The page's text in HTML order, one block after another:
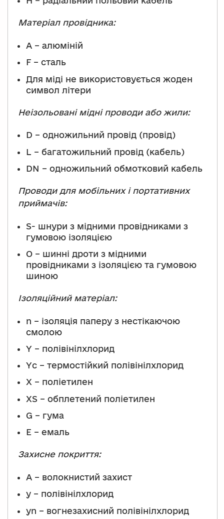
Матеріал провідника:
A – алюміній
F – сталь
Для міді не використовується жоден
символ літери
Неізольовані мідні проводи або жили:
D – одножильний провід (провід)
L – багатожильний провід (кабель)
DN – одножильний обмотковий кабель
Проводи для мобільних і портативних
приймачів:
S- шнури з мідними провідниками з
гумовою ізоляцією
O – шинні дроти з мідними
провідниками з ізоляцією та гумовою
шиною
Ізоляційний матеріал:
n – ізоляція паперу з нестікаючою
смолою
Y – полівінілхлорид
Yc – термостійкий полівінілхлорид
X – поліетилен
XS – обплетений поліетилен
G – гума
E – емаль
Захисне покриття:
A – волокнистий захист
y – полівінілхлорид
yn – вогнезахисний полівінілхлорид